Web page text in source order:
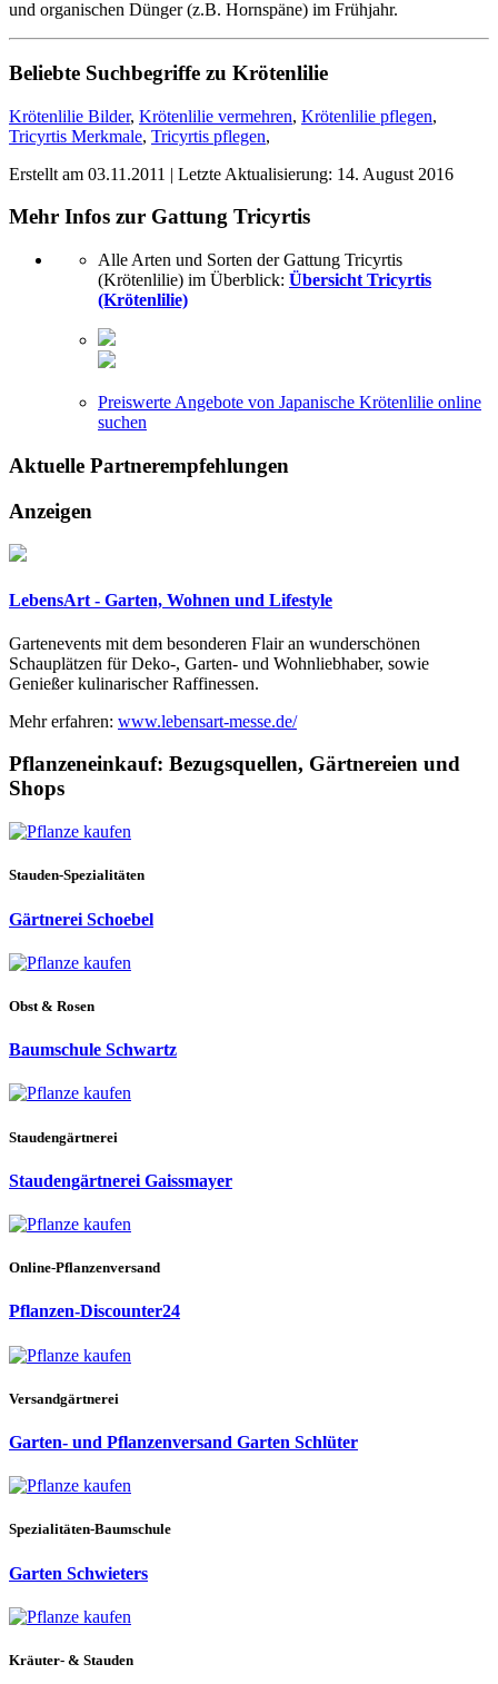
und organischen Dünger (z.B. Hornspäne) im Frühjahr.
Beliebte Suchbegriffe zu Krötenlilie
Krötenlilie Bilder, Krötenlilie vermehren, Krötenlilie pflegen,
Tricyrtis Merkmale, Tricyrtis pflegen,
Erstellt am 03.11.2011 | Letzte Aktualisierung: 14. August 2016
Mehr Infos zur Gattung Tricyrtis
Alle Arten und Sorten der Gattung Tricyrtis
(Krötenlilie) im Überblick: Übersicht Tricyrtis
(Krötenlilie)
Preiswerte Angebote von Japanische Krötenlilie online
suchen
Aktuelle Partnerempfehlungen
Anzeigen
LebensArt - Garten, Wohnen und Lifestyle
Gartenevents mit dem besonderen Flair an wunderschönen
Schauplätzen für Deko-, Garten- und Wohnliebhaber, sowie
Genießer kulinarischer Raffinessen.
Mehr erfahren: www.lebensart-messe.de/
Pflanzeneinkauf: Bezugsquellen, Gärtnereien und
Shops
Stauden-Spezialitäten
Gärtnerei Schoebel
Obst & Rosen
Baumschule Schwartz
Staudengärtnerei
Staudengärtnerei Gaissmayer
Online-Pflanzenversand
Pflanzen-Discounter24
Versandgärtnerei
Garten- und Pflanzenversand Garten Schlüter
Spezialitäten-Baumschule
Garten Schwieters
Kräuter- & Stauden